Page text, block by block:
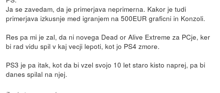
Ja se zavedam, da je primerjava neprimerna. Kakor je tudi
primerjava izkusnje med igranjem na 500EUR graficni in Konzoli.
Res pa mi je zal, da ni novega Dead or Alive Extreme za PCje, ker
bi rad vidu spil v kaj vecji lepoti, kot jo PS4 zmore.
PS3 je pa itak, kot da bi vzel svojo 10 let staro kisto naprej, pa bi
danes spilal na njej.